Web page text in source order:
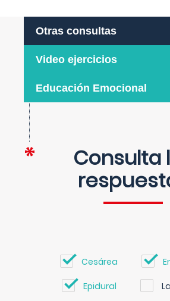
Otras consultas
Video ejercicios
Educación Emocional
Consulta
Cesárea
Epidural